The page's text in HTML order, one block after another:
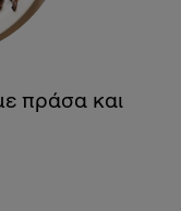
πράσα και